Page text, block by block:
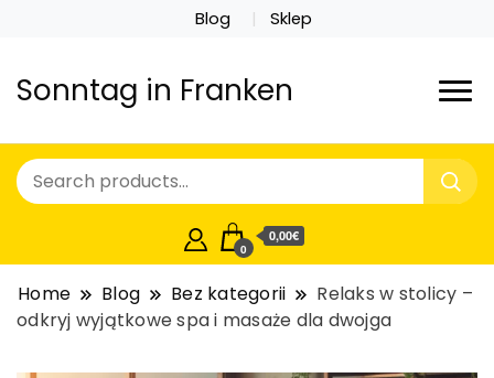
Blog Sklep
Sonntag in Franken
0
0,00€
Home Blog Bez kategorii
Relaks w stolicy –
odkryj wyjątkowe spa i masaże dla dwojga